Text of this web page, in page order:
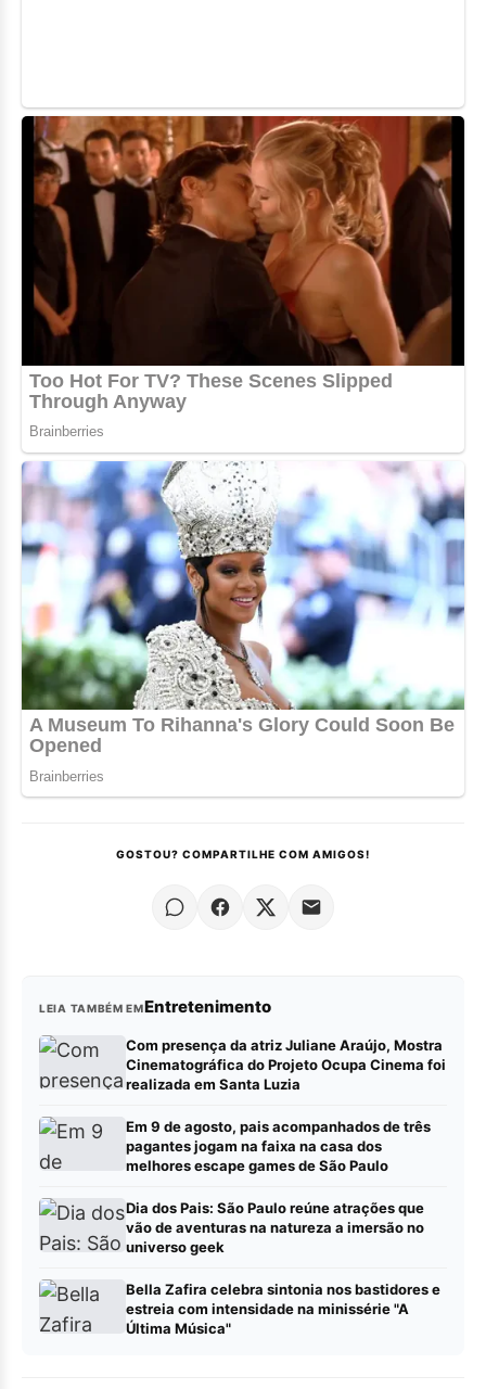
GOSTOU? COMPARTILHE COM AMIGOS!
LEIA TAMBÉM EMEntretenimento
Com presença da atriz Juliane Araújo, Mostra
Cinematográfica do Projeto Ocupa Cinema foi
realizada em Santa Luzia
Em 9 de agosto, pais acompanhados de três
pagantes jogam na faixa na casa dos
melhores escape games de São Paulo
Dia dos Pais: São Paulo reúne atrações que
vão de aventuras na natureza a imersão no
universo geek
Bella Zafira celebra sintonia nos bastidores e
estreia com intensidade na minissérie "A
Última Música"